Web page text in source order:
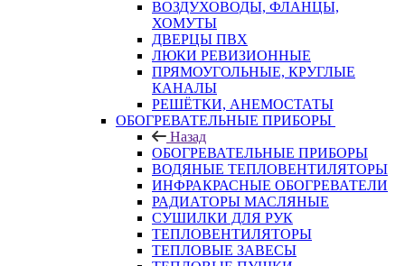
ВОЗДУХОВОДЫ, ФЛАНЦЫ,
ХОМУТЫ
ДВЕРЦЫ ПВХ
ЛЮКИ РЕВИЗИОННЫЕ
ПРЯМОУГОЛЬНЫЕ, КРУГЛЫЕ
КАНАЛЫ
РЕШЁТКИ, АНЕМОСТАТЫ
ОБОГРЕВАТЕЛЬНЫЕ ПРИБОРЫ
Назад
ОБОГРЕВАТЕЛЬНЫЕ ПРИБОРЫ
ВОДЯНЫЕ ТЕПЛОВЕНТИЛЯТОРЫ
ИНФРАКРАСНЫЕ ОБОГРЕВАТЕЛИ
РАДИАТОРЫ МАСЛЯНЫЕ
СУШИЛКИ ДЛЯ РУК
ТЕПЛОВЕНТИЛЯТОРЫ
ТЕПЛОВЫЕ ЗАВЕСЫ